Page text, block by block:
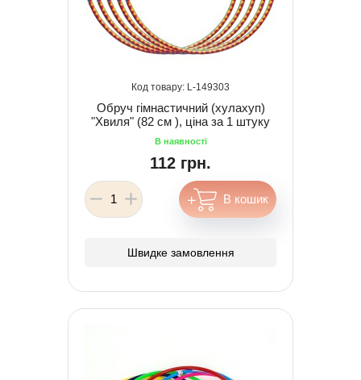
149303
Обруч гімнастичний (хулахуп)
"Хвиля" (82 см ), ціна за 1 штуку
112 грн.
Швидке замовлення